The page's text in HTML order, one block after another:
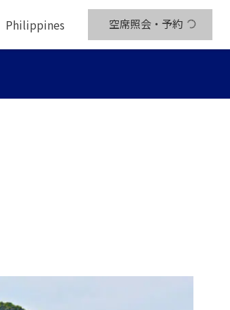
Philippines 空席照会・予約